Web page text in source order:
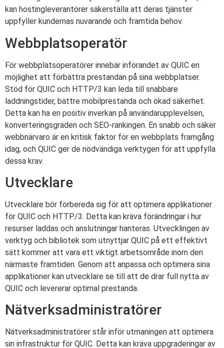
kan hostingleverantörer säkerställa att deras tjänster
uppfyller kundernas nuvarande och framtida behov.
Webbplatsoperatör
För webbplatsoperatörer innebär införandet av QUIC en
möjlighet att förbättra prestandan på sina webbplatser.
Stöd för QUIC och HTTP/3 kan leda till snabbare
laddningstider, bättre mobilprestanda och ökad säkerhet.
Detta kan ha en positiv inverkan på användarupplevelsen,
konverteringsgraden och SEO-rankingen. En snabb och säker
webbnärvaro är en kritisk faktor för en webbplats framgång
idag, och QUIC ger de nödvändiga verktygen för att uppfylla
dessa krav.
Utvecklare
Utvecklare bör förbereda sig för att optimera applikationer
för QUIC och HTTP/3. Detta kan kräva förändringar i hur
resurser laddas och anslutningar hanteras. Utvecklingen av
verktyg och bibliotek som utnyttjar QUIC på ett effektivt
sätt kommer att vara ett viktigt arbetsområde inom den
närmaste framtiden. Genom att anpassa och optimera sina
applikationer kan utvecklare se till att de drar full nytta av
QUIC och levererar optimal prestanda.
Nätverksadministratörer
Nätverksadministratörer står inför utmaningen att optimera
sin infrastruktur för QUIC. Detta kan kräva uppgraderingar av